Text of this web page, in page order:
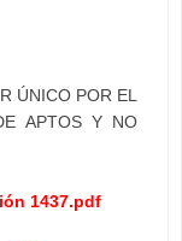
ÚNICO POR EL
APTOS Y NO
1437.pdf